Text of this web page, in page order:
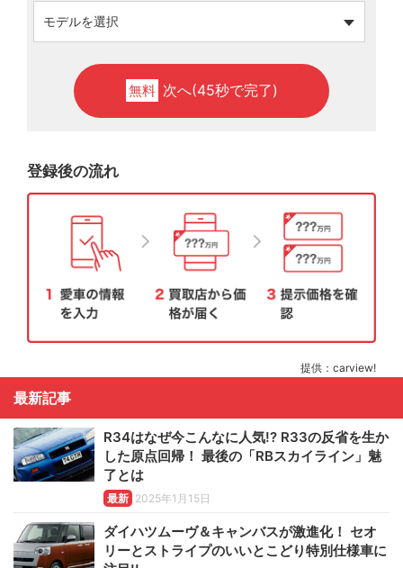
無料 次へ(45秒で完了)
登録後の流れ
提供：carview!
最新記事
R34はなぜ今こんなに人気!? R33の反省を生か
した原点回帰！ 最後の「RBスカイライン」魅
了とは
最新 2025年1月15日
ダイハツムーヴ＆キャンバスが激進化！ セオ
リーとストライプのいいとこどり特別仕様車に